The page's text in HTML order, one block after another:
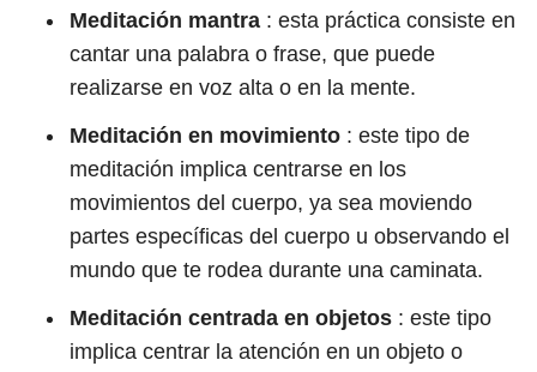
Meditación mantra : esta práctica consiste en
cantar una palabra o frase, que puede
realizarse en voz alta o en la mente.
Meditación en movimiento : este tipo de
meditación implica centrarse en los
movimientos del cuerpo, ya sea moviendo
partes específicas del cuerpo u observando el
mundo que te rodea durante una caminata.
Meditación centrada en objetos : este tipo
implica centrar la atención en un objeto o